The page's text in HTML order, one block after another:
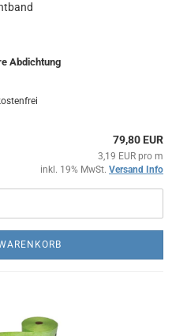
Abdichtung
79,80 EUR
3,19 EUR pro m
inkl. 19% MwSt. Versand Info